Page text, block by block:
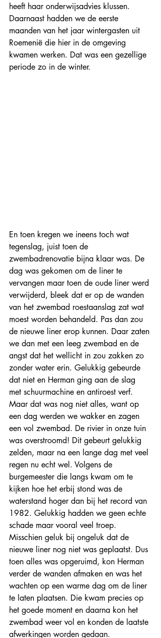
heeft haar onderwijsadvies klussen.
Daarnaast hadden we de eerste
maanden van het jaar wintergasten uit
Roemenië die hier in de omgeving
kwamen werken. Dat was een gezellige
periode zo in de winter.
En toen kregen we ineens toch wat
tegenslag, juist toen de
zwembadrenovatie bijna klaar was. De
dag was gekomen om de liner te
vervangen maar toen de oude liner werd
verwijderd, bleek dat er op de wanden
van het zwembad roestaanslag zat wat
moest worden behandeld. Pas dan zou
de nieuwe liner erop kunnen. Daar zaten
we dan met een leeg zwembad en de
angst dat het wellicht in zou zakken zo
zonder water erin. Gelukkig gebeurde
dat niet en Herman ging aan de slag
met schuurmachine en antiroest verf.
Maar dat was nog niet alles, want op
een dag werden we wakker en zagen
een vol zwembad. De rivier in onze tuin
was overstroomd! Dit gebeurt gelukkig
zelden, maar na een lange dag met veel
regen nu echt wel. Volgens de
burgemeester die langs kwam om te
kijken hoe het erbij stond was de
waterstand hoger dan bij het record van
1982. Gelukkig hadden we geen echte
schade maar vooral veel troep.
Misschien geluk bij ongeluk dat de
nieuwe liner nog niet was geplaatst. Dus
toen alles was opgeruimd, kon Herman
verder de wanden afmaken en was het
wachten op een warme dag om de liner
te laten plaatsen. Die kwam precies op
het goede moment en daarna kon het
zwembad weer vol en konden de laatste
afwerkingen worden gedaan.